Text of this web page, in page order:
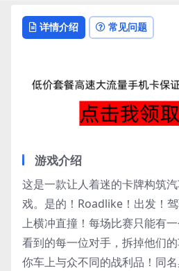
详情介绍 常见问题
游戏介绍
这是一款让人着迷的卡牌构筑
戏。是的！Roadlike！出发！
上横冲直撞！每场比赛只能有
看到的每一位对手，拆掉他们
你车上与众不同的战利品！同